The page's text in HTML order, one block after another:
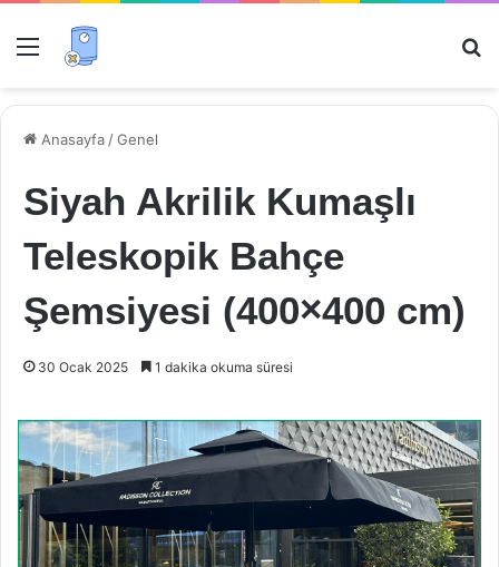
Menü
Anasayfa /Genel
Siyah Akrilik Kumaşlı
Teleskopik Bahçe
Şemsiyesi (400×400 cm)
30 Ocak 2025 1 dakika okuma süresi